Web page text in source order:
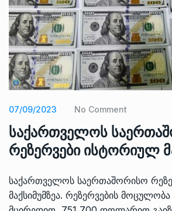
07/09/2023 No Comment
საქართველოს
რეზერვები ისტორიულ
საქართველოს საერთაშორისო
მაქსიმუმზეა. რეზერვების